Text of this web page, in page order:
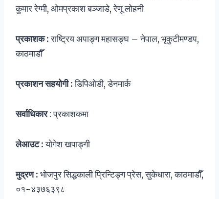
कुमार रेग्मी, ओमप्रकाश बञ्जाडे, रेणू लोहनी
प्रकाशक :राष्ट्रिय अपाङ्ग महासङ्घ – नेपाल, भृकुटीमण्डप,
काठमाडौँ
प्रकाशन सहयोगी :डिपिओडी, डेनमार्क
सर्वाधिकार: प्रकाशकमा
लेआउट :योगेश खपाङ्गी
मुद्रण : भोजपुर सिद्धकाली प्रिन्टिङ्ग प्रेस, सुकेधारा, काठमाडौँ,
०१-४३७६३९८